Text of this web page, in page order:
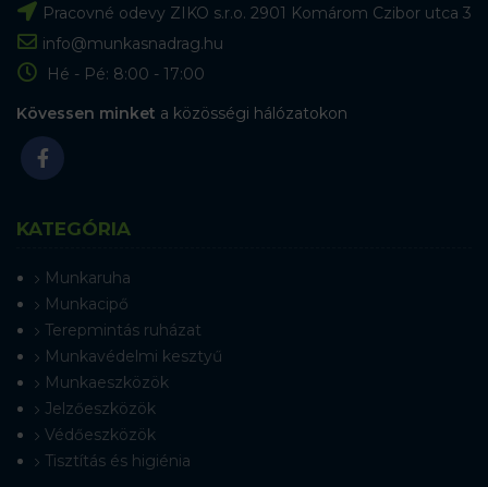
Pracovné odevy ZIKO s.r.o. 2901 Komárom Czibor utca 3
info@munkasnadrag.hu
Hé - Pé: 8:00 - 17:00
Kövessen minket a közösségi hálózatokon
KATEGÓRIA
Munkaruha
Munkacipő
Terepmintás ruházat
Munkavédelmi kesztyű
Munkaeszközök
Jelzőeszközök
Védőeszközök
Tisztítás és higiénia